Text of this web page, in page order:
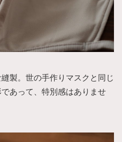
製。世の手作りマスクと同じ
あって、特別感はありませ